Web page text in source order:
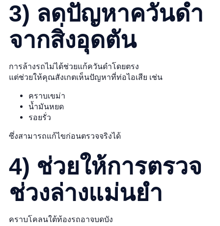
3) ลดปัญหาควันดำ
จากสิ่งอุดตัน
การล้างรถไม่ได้ช่วยแก้ควันดำโดยตรง
แต่ช่วยให้คุณสังเกตเห็นปัญหาที่ท่อไอเสีย เช่น
คราบเขม่า
น้ำมันหยด
รอยรั่ว
ซึ่งสามารถแก้ไขก่อนตรวจจริงได้
4) ช่วยให้การตรวจ
ช่วงล่างแม่นยำ
คราบโคลนใต้ท้องรถอาจบดบัง